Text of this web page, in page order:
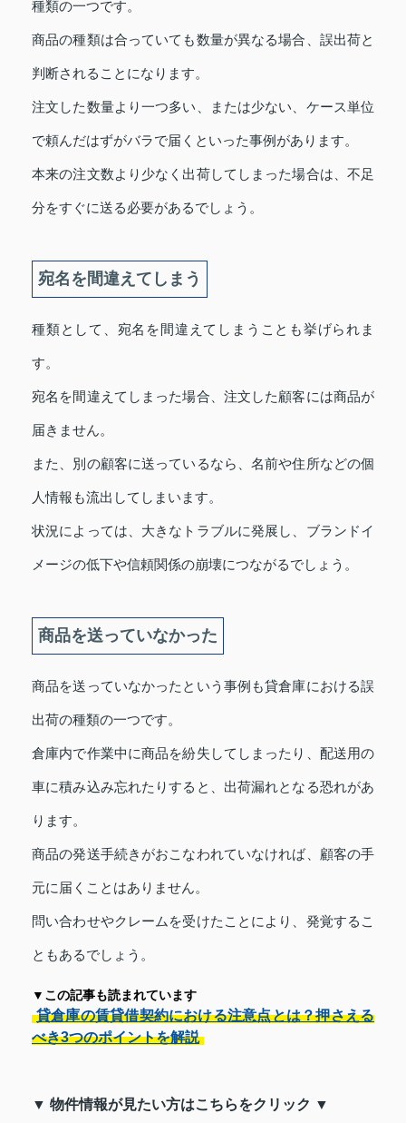
種類の一つです。
商品の種類は合っていても数量が異なる場合、誤出荷と
判断されることになります。
注文した数量より一つ多い、または少ない、ケース単位
で頼んだはずがバラで届くといった事例があります。
本来の注文数より少なく出荷してしまった場合は、不足
分をすぐに送る必要があるでしょう。
宛名を間違えてしまう
種類として、宛名を間違えてしまうことも挙げられま
す。
宛名を間違えてしまった場合、注文した顧客には商品が
届きません。
また、別の顧客に送っているなら、名前や住所などの個
人情報も流出してしまいます。
状況によっては、大きなトラブルに発展し、ブランドイ
メージの低下や信頼関係の崩壊につながるでしょう。
商品を送っていなかった
商品を送っていなかったという事例も貸倉庫における誤
出荷の種類の一つです。
倉庫内で作業中に商品を紛失してしまったり、配送用の
車に積み込み忘れたりすると、出荷漏れとなる恐れがあ
ります。
商品の発送手続きがおこなわれていなければ、顧客の手
元に届くことはありません。
問い合わせやクレームを受けたことにより、発覚するこ
ともあるでしょう。
▼この記事も読まれています
貸倉庫の賃貸借契約における注意点とは？押さえる
べき3つのポイントを解説
▼ 物件情報が見たい方はこちらをクリック ▼